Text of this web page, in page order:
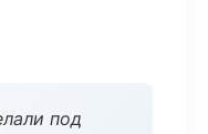
под